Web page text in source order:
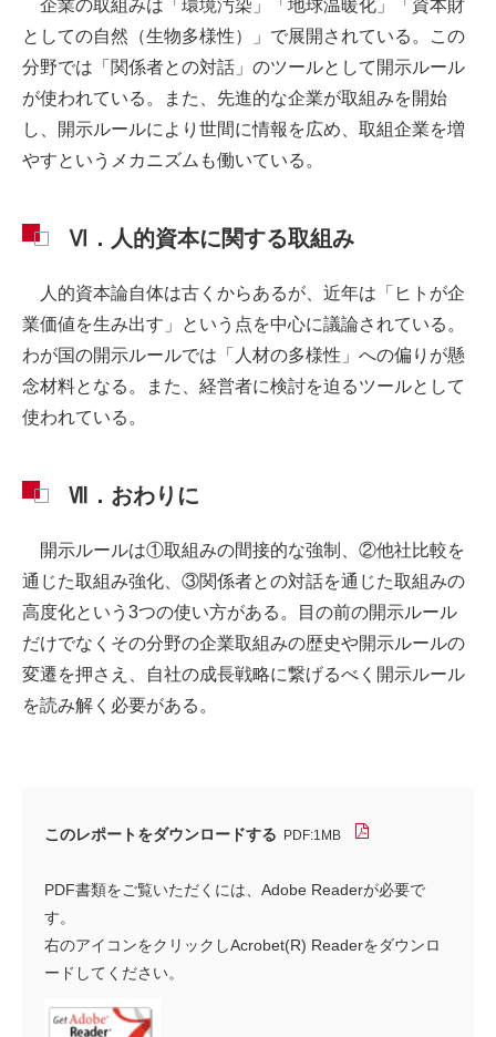
企業の取組みは「環境汚染」「地球温暖化」「資本財
としての自然（生物多様性）」で展開されている。この
分野では「関係者との対話」のツールとして開示ルール
が使われている。また、先進的な企業が取組みを開始
し、開示ルールにより世間に情報を広め、取組企業を増
やすというメカニズムも働いている。
Ⅵ．人的資本に関する取組み
人的資本論自体は古くからあるが、近年は「ヒトが企
業価値を生み出す」という点を中心に議論されている。
わが国の開示ルールでは「人材の多様性」への偏りが懸
念材料となる。また、経営者に検討を迫るツールとして
使われている。
Ⅶ．おわりに
開示ルールは①取組みの間接的な強制、②他社比較を
通じた取組み強化、③関係者との対話を通じた取組みの
高度化という3つの使い方がある。目の前の開示ルール
だけでなくその分野の企業取組みの歴史や開示ルールの
変遷を押さえ、自社の成長戦略に繋げるべく開示ルール
を読み解く必要がある。
このレポートをダウンロードする PDF:1MB
PDF書類をご覧いただくには、Adobe Readerが必要で
す。
右のアイコンをクリックしAcrobet(R) Readerをダウンロ
ードしてください。